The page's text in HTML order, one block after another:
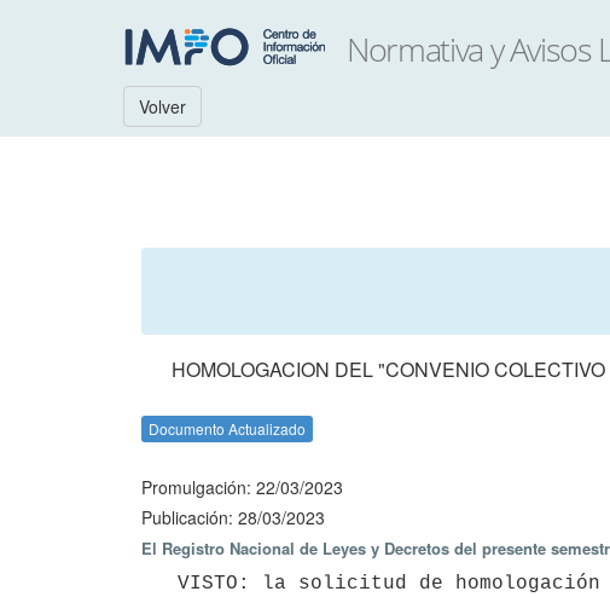
Volver
HOMOLOGACION DEL "CONVENIO
Documento Actualizado
Promulgación: 22/03/2023
Publicación: 28/03/2023
El Registro Nacional de Leyes y Decretos del presente